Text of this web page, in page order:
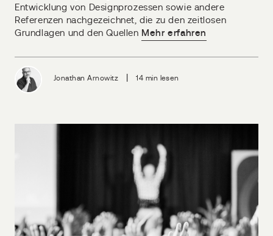
Entwicklung von Designprozessen sowie andere
Referenzen nachgezeichnet, die zu den zeitlosen
Grundlagen und den Quellen Mehr erfahren
Jonathan Arnowitz 14 min lesen